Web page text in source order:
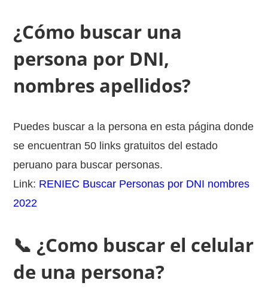
¿Cómo buscar una
persona por DNI,
nombres apellidos?
Puedes buscar a la persona en esta página donde
se encuentran 50 links gratuitos del estado
peruano para buscar personas.
Link: RENIEC Buscar Personas por DNI nombres
2022
📞 ¿Como buscar el celular
de una persona?